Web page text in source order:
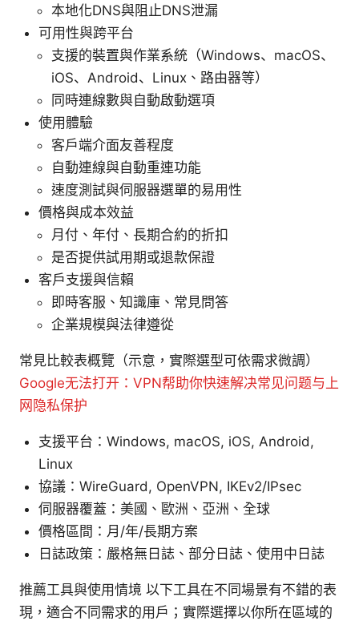
本地化DNS與阻止DNS泄漏
可用性與跨平台
支援的裝置與作業系統（Windows、macOS、
iOS、Android、Linux、路由器等）
同時連線數與自動啟動選項
使用體驗
客戶端介面友善程度
自動連線與自動重連功能
速度測試與伺服器選單的易用性
價格與成本效益
月付、年付、長期合約的折扣
是否提供試用期或退款保證
客戶支援與信賴
即時客服、知識庫、常見問答
企業規模與法律遵從
常見比較表概覽（示意，實際選型可依需求微調）
Google无法打开：VPN帮助你快速解决常见问题与上
网隐私保护
支援平台：Windows, macOS, iOS, Android,
Linux
協議：WireGuard, OpenVPN, IKEv2/IPsec
伺服器覆蓋：美國、歐洲、亞洲、全球
價格區間：月/年/長期方案
日誌政策：嚴格無日誌、部分日誌、使用中日誌
推薦工具與使用情境 以下工具在不同場景有不錯的表
現，適合不同需求的用戶；實際選擇以你所在區域的